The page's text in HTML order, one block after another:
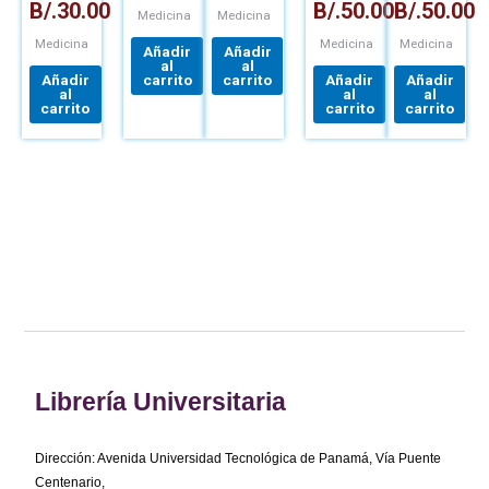
ENFERMEDADES
B/.30.00
Medicina
Añadir
al
carrito
CONCEPTOS
EXPERIMENTOS
Medicina
Añadir
al
carrito
Medicina
Añadir
al
carrito
B/.50.00
Medicina
Añadir
al
carrito
B/.50.00
Medicina
Añadir
al
carrito
Librería Universitaria
Dirección: Avenida Universidad Tecnológica de Panamá, Vía Puente
Centenario,